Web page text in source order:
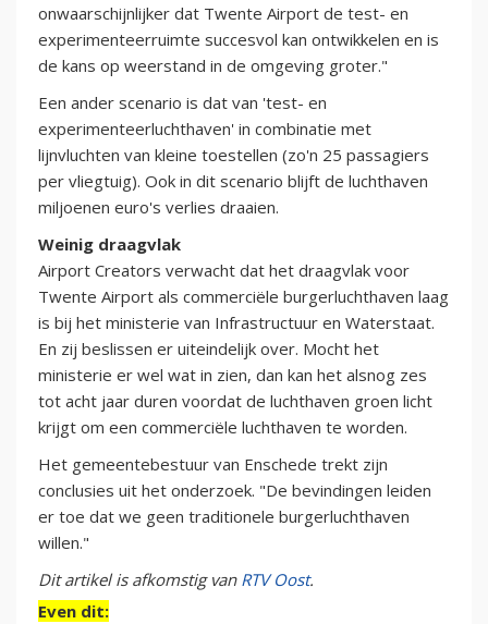
onwaarschijnlijker dat Twente Airport de test- en
experimenteerruimte succesvol kan ontwikkelen en is
de kans op weerstand in de omgeving groter."
Een ander scenario is dat van 'test- en
experimenteerluchthaven' in combinatie met
lijnvluchten van kleine toestellen (zo'n 25 passagiers
per vliegtuig). Ook in dit scenario blijft de luchthaven
miljoenen euro's verlies draaien.
Weinig draagvlak
Airport Creators verwacht dat het draagvlak voor
Twente Airport als commerciële burgerluchthaven laag
is bij het ministerie van Infrastructuur en Waterstaat.
En zij beslissen er uiteindelijk over. Mocht het
ministerie er wel wat in zien, dan kan het alsnog zes
tot acht jaar duren voordat de luchthaven groen licht
krijgt om een commerciële luchthaven te worden.
Het gemeentebestuur van Enschede trekt zijn
conclusies uit het onderzoek. "De bevindingen leiden
er toe dat we geen traditionele burgerluchthaven
willen."
Dit artikel is afkomstig van RTV Oost.
Even dit: